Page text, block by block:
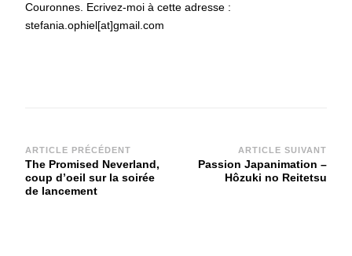
Couronnes. Ecrivez-moi à cette adresse :
stefania.ophiel[at]gmail.com
Navigation
d'article
ARTICLE PRÉCÉDENT
The Promised Neverland,
coup d’oeil sur la soirée
de lancement
ARTICLE SUIVANT
Passion Japanimation –
Hôzuki no Reitetsu